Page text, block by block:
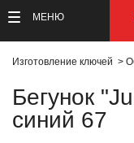
МЕНЮ
Изготовление ключей
Бегунок
синий 67